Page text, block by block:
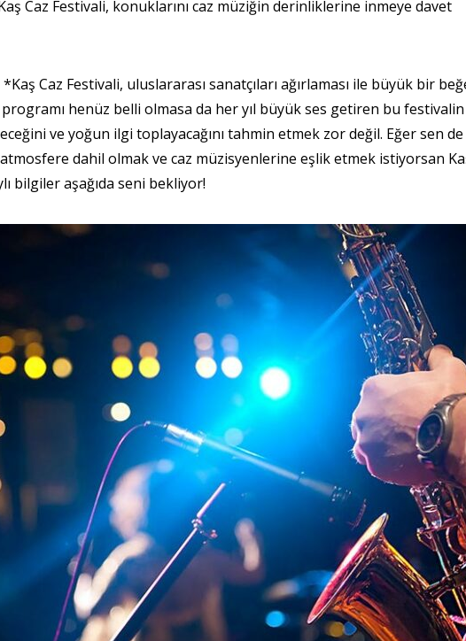
Caz Festivali, konuklarını caz müziğin derinliklerine inmeye davet
Caz Festivali, uluslararası sanatçıları ağırlaması ile büyük bir
programı henüz belli olmasa da her yıl büyük ses getiren bu
ve yoğun ilgi toplayacağını tahmin etmek zor değil. Eğer sen de
atmosfere dahil olmak ve caz müzisyenlerine eşlik etmek istiyorsan
bilgiler aşağıda seni bekliyor!